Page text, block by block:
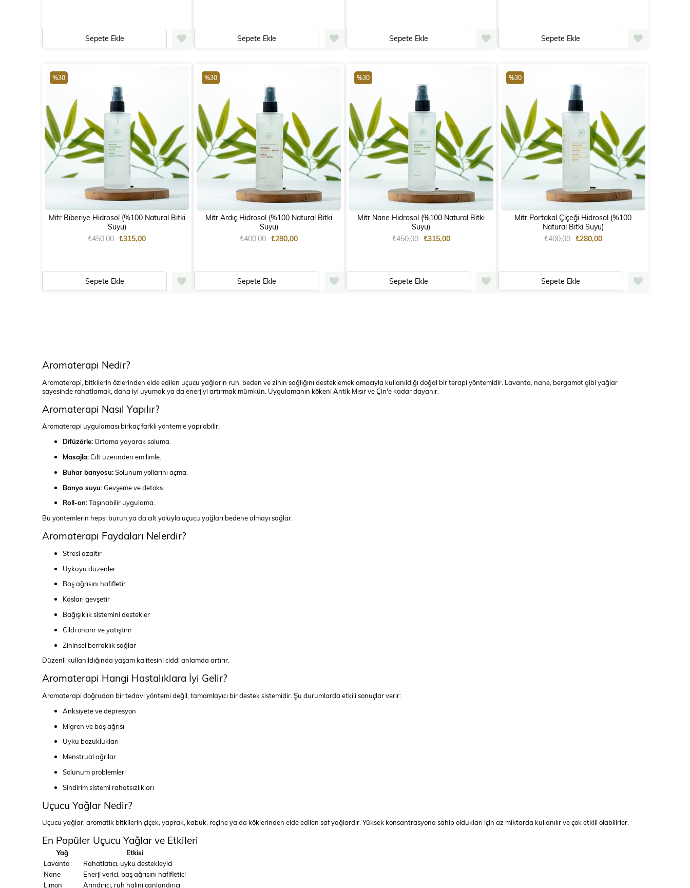
Sepete Ekle Sepete Ekle Sepete Ekle Sepete Ekle
Mitr Biberiye Hidrosol (%100 Natural Bitki
Suyu)
₺315,00
₺450,00
Sepete Ekle
%30
Mitr Ardıç Hidrosol (%100 Natural Bitki
Suyu)
₺280,00
₺400,00
Sepete Ekle
%30
Mitr Nane Hidrosol (%100 Natural Bitki
Suyu)
₺315,00
₺450,00
Sepete Ekle
%30
Mitr Portakal Çiçeği Hidrosol (%100
Natural Bitki Suyu)
₺280,00
₺400,00
Sepete Ekle
%30
Aromaterapi Nedir?
Aromaterapi, bitkilerin özlerinden elde edilen uçucu yağların ruh, beden ve zihin sağlığını desteklemek amacıyla kullanıldığı doğal bir terapi yöntemidir. Lavanta, nane, bergamot gibi yağlar
sayesinde rahatlamak, daha iyi uyumak ya da enerjiyi artırmak mümkün. Uygulamanın kökeni Antik Mısır ve Çin'e kadar dayanır.
Aromaterapi Nasıl Yapılır?
Aromaterapi uygulaması birkaç farklı yöntemle yapılabilir:
Difüzörle:Ortama yayarak soluma.
Masajla:Cilt üzerinden emilimle.
Buhar banyosu:Solunum yollarını açma.
Banyo suyu:Gevşeme ve detoks.
Roll-on:Taşınabilir uygulama.
Bu yöntemlerin hepsi burun ya da cilt yoluyla uçucu yağları bedene almayı sağlar.
Aromaterapi Faydaları Nelerdir?
Stresi azaltır
Uykuyu düzenler
Baş ağrısını hafifletir
Kasları gevşetir
Bağışıklık sistemini destekler
Cildi onarır ve yatıştırır
Zihinsel berraklık sağlar
Düzenli kullanıldığında yaşam kalitesini ciddi anlamda artırır.
Aromaterapi Hangi Hastalıklara İyi Gelir?
Aromaterapi doğrudan bir tedavi yöntemi değil, tamamlayıcı bir destek sistemidir. Şu durumlarda etkili sonuçlar verir:
Anksiyete ve depresyon
Migren ve baş ağrısı
Uyku bozuklukları
Menstrual ağrılar
Solunum problemleri
Sindirim sistemi rahatsızlıkları
Uçucu Yağlar Nedir?
Uçucu yağlar, aromatik bitkilerin çiçek, yaprak, kabuk, reçine ya da köklerinden elde edilen saf yağlardır. Yüksek konsantrasyona sahip oldukları için az miktarda kullanılır ve çok etkili olabilirler.
En Popüler Uçucu Yağlar ve Etkileri
Yağ
Etkisi
Lavanta
Rahatlatıcı, uyku destekleyici
Nane
Enerji verici, baş ağrısını hafifletici
Limon
Arındırıcı, ruh halini canlandırıcı